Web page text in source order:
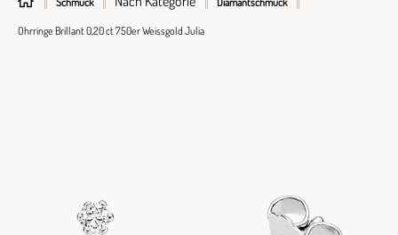
Ohrringe Brillant 0,20 ct 750er Weissgold Julia